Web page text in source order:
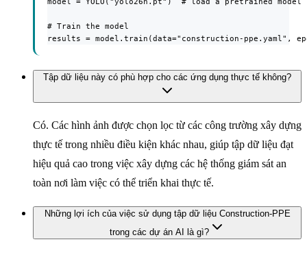
# Train the model
results = model.train(data="construction-ppe.yaml",
Tập dữ liệu này có phù hợp cho các ứng dụng thực tế không?
Có. Các hình ảnh được chọn lọc từ các công trường xây dựng
thực tế trong nhiều điều kiện khác nhau, giúp tập dữ liệu đạt
hiệu quả cao trong việc xây dựng các hệ thống giám sát an
toàn nơi làm việc có thể triển khai thực tế.
Những lợi ích của việc sử dụng tập dữ liệu Construction-PPE
trong các dự án AI là gì?